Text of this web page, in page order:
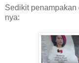
Sedikit
nya: